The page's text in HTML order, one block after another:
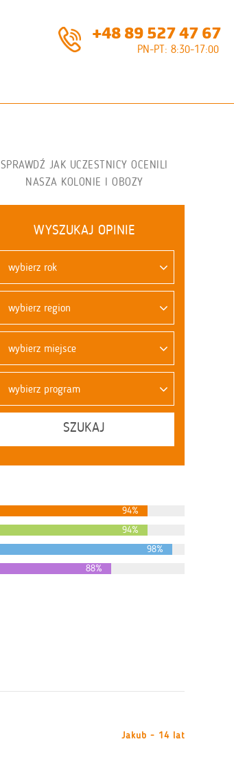
+48 89 527 47 67
PN-PT: 8:30-17:00
SPRAWDŹ JAK UCZESTNICY OCENILI
NASZA KOLONIE I OBOZY
WYSZUKAJ OPINIE
wybierz rok
wybierz region
wybierz miejsce
wybierz program
SZUKAJ
94%
94%
98%
88%
Jakub - 14 lat